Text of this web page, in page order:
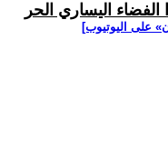
اليساري الحر
على اليوتيوب]